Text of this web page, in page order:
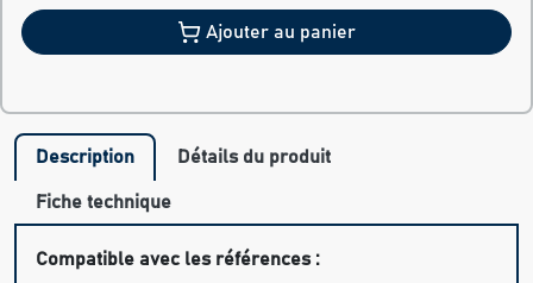
Ajouter au panier
Description Détails du produit
Fiche technique
Compatible avec les références :